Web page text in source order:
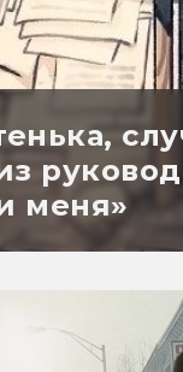
меня»